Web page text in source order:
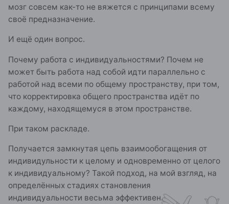
мозг совсем как-то не вяжется с принципами всему
своё предназначение.
И ещё один вопрос.
Почему работа с индивидуальностями? Почем не
может быть работа над собой идти параллельно с
работой над всеми по общему пространству, при том,
что корректировка общего пространства идёт по
каждому, находящемуся в этом пространстве.
При таком раскладе.
Получается замкнутая цепь взаимообогащения от
индивидульности к целому и одновременно от целого
к индивидуальному? Такой подход, на мой взгляд, на
определённых стадиях становления
индивидуальности весьма эффективен.